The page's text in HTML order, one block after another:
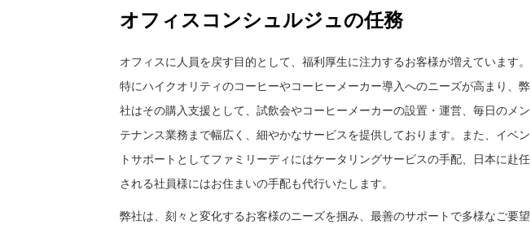
オフィスコンシュルジュの任務
オフィスに人員を戻す目的として、福利厚生に注力するお客様が増えています。
特にハイクオリティのコーヒーやコーヒーメーカー導入へのニーズが高まり、弊
社はその購入支援として、試飲会やコーヒーメーカーの設置・運営、毎日のメン
テナンス業務まで幅広く、細やかなサービスを提供しております。また、イベン
トサポートとしてファミリーディにはケータリングサービスの手配、日本に赴任
される社員様にはお住まいの手配も代行いたします。
弊社は、刻々と変化するお客様のニーズを掴み、最善のサポートで多様なご要望